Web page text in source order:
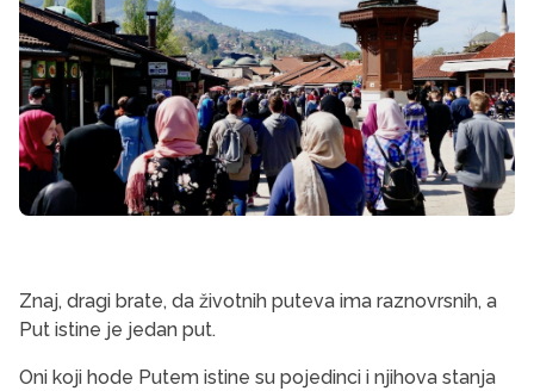
Znaj, dragi brate, da životnih puteva ima raznovrsnih, a
Put istine je jedan put.
Oni koji hode Putem istine su pojedinci i njihova stanja